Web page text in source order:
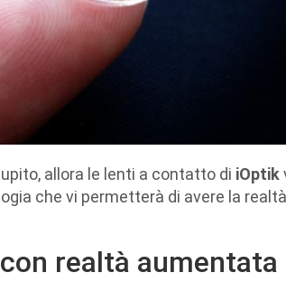
allora le lenti a contatto di iOptik
che vi permetterà di avere la
realtà aumentata